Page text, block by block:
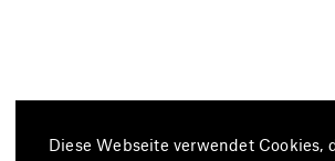
Diese Webseite verwendet Cookies,